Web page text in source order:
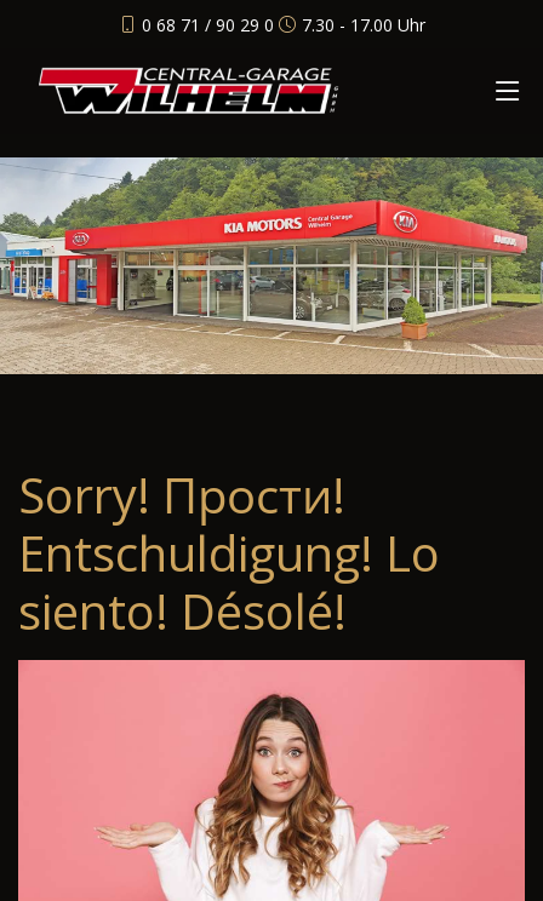
0 68 71 / 90 29 0 7.30 - 17.00 Uhr
Sorry! Прости!
Entschuldigung! Lo
siento! Désolé!